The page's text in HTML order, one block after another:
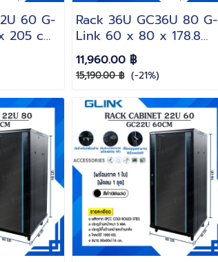
60 G-
cm.
!! ถาด 1
Rack 36U GC36U 80 G-
Link 60 x 80 x 178.8
cm. สีดำ(Black)(แถมฟรี!!
ถาด 1 ใบพัดลม 1 ชุด)
11,960.00 ฿
15,190.00 ฿ (-21%)